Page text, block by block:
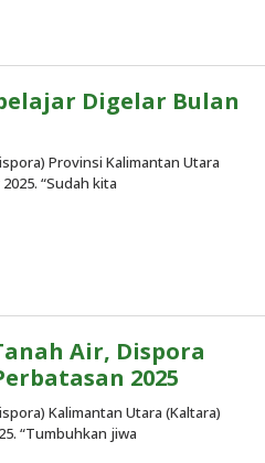
Digelar Bulan
Provinsi Kalimantan Utara
“Sudah kita
Air, Dispora
2025
Kalimantan Utara (Kaltara)
“Tumbuhkan jiwa